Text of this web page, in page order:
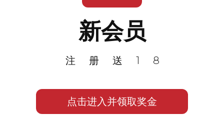
新会员
注册送18
点击进入并领取奖金